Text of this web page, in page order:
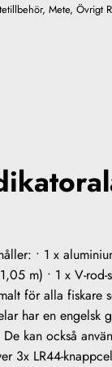
, Mete, Övrigt
• 1 x
m) • 1 x V-rod-
för alla fiskare
har en engelsk
kan också
3x LR44-